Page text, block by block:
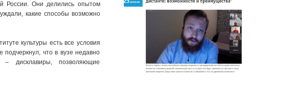
России. Они делились опытом
какие способы возможно
культуры есть все условия
что в вузе недавно
дисклавиры, позволяющие